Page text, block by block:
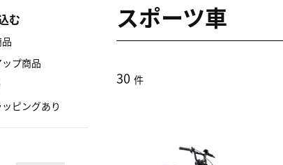
プ商品
む
ピングあり
スポーツ車
30 件